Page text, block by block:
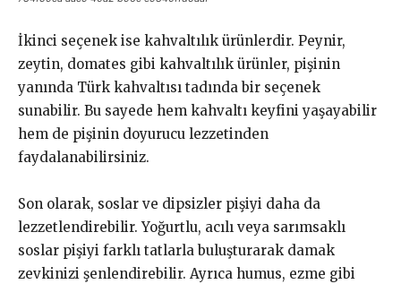
İkinci seçenek ise kahvaltılık ürünlerdir. Peynir,
zeytin, domates gibi kahvaltılık ürünler, pişinin
yanında Türk kahvaltısı tadında bir seçenek
sunabilir. Bu sayede hem kahvaltı keyfini yaşayabilir
hem de pişinin doyurucu lezzetinden
faydalanabilirsiniz.
Son olarak, soslar ve dipsizler pişiyi daha da
lezzetlendirebilir. Yoğurtlu, acılı veya sarımsaklı
soslar pişiyi farklı tatlarla buluşturarak damak
zevkinizi şenlendirebilir. Ayrıca humus, ezme gibi